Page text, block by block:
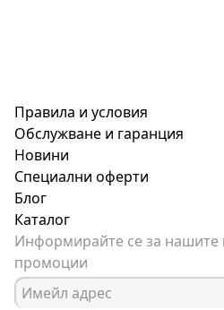
Правила и условия
Обслужване и гаранция
Новини
Специални оферти
Блог
Каталог
Информирайте се за нашите
промоции